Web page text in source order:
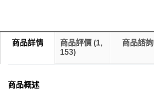
商品詳情 商品評價 (1,
153)
商品諮詢
商品概述